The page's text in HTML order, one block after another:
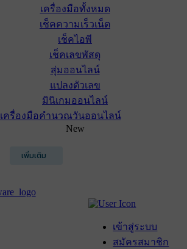
เครื่องมือทั้งหมด
เช็คความเร็วเน็ต
เช็คไอพี
เช็คเลขพัสดุ
สุ่มออนไลน์
แปลงตัวเลข
มินิเกมออนไลน์
เครื่องมือคำนวณวันออนไลน์
New
เพิ่มเติม
เข้าสู่ระบบ
สมัครสมาชิก